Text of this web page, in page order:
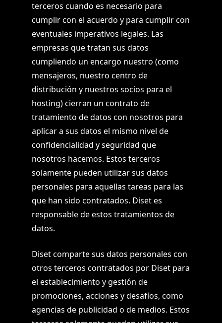
terceros cuando es necesario para
cumplir con el acuerdo y para cumplir con
eventuales imperativos legales. Las
empresas que tratan sus datos
cumpliendo un encargo nuestro (como
mensajeros, nuestro centro de
distribución y nuestros socios para el
hosting) cierran un contrato de
tratamiento de datos con nosotros para
aplicar a sus datos el mismo nivel de
confidencialidad y seguridad que
nosotros hacemos. Estos terceros
solamente pueden utilizar sus datos
personales para aquellas tareas para las
que han sido contratados. Diset es
responsable de estos tratamientos de
datos.
Diset comparte sus datos personales con
otros terceros contratados por Diset para
el establecimiento y gestión de
promociones, acciones y desafíos, como
agencias de publicidad o de medios. Estos